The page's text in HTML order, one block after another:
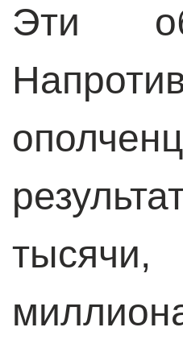
Эти